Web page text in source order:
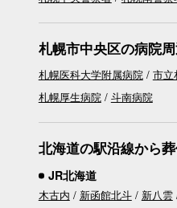
札幌市中央区の病院
札幌医科大学附属病院 市立
札幌厚生病院
斗南病院
北海道の駅沿線から
JR北海道
木古内 新函館北斗 新八雲